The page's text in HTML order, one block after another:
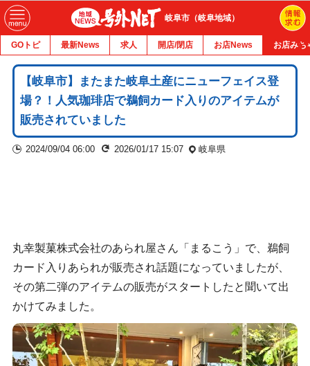
岐阜市（岐阜地域）
GOトピ 最新News 求人 開店/閉店 お店News お店みち
【岐阜市】またまた岐阜土産にニューフェイス登
場？！人気珈琲店で鵜飼カード入りのアイテムが
販売されていました
2024/09/04 06:00 2026/01/17 15:07 岐阜県
丸幸製菓株式会社のあられ屋さん「まるこう」で、鵜飼
カード入りあられが販売され話題になっていましたが、
その第二弾のアイテムの販売がスタートしたと聞いて出
かけてみました。